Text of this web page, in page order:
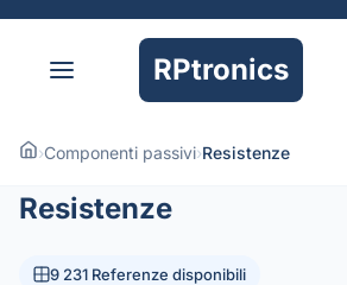
RPtronics
›Componenti passivi›Resistenze
Resistenze
9 231 Referenze disponibili